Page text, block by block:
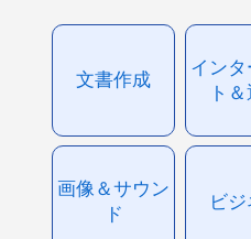
文書作成
インタ
ト
画像＆サウン
ド
ビジ